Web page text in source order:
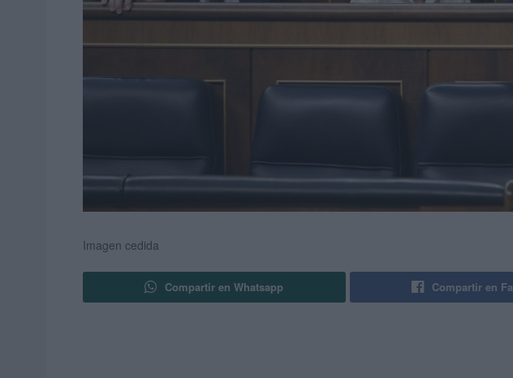
Imagen cedida
Compartir en Whatsapp Compartir en